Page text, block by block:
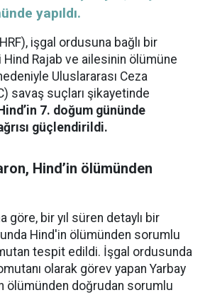
yapıldı.
işgal ordusuna bağlı bir
Hind Rajab ve ailesinin ölümüne
Uluslararası Ceza
savaş suçları şikayetinde
7. doğum gününde
güçlendirildi.
Hind’in ölümünden
göre, bir yıl süren detaylı bir
Hind'in ölümünden sorumlu
tespit edildi. İşgal ordusunda
olarak görev yapan Yarbay
ölümünden doğrudan sorumlu